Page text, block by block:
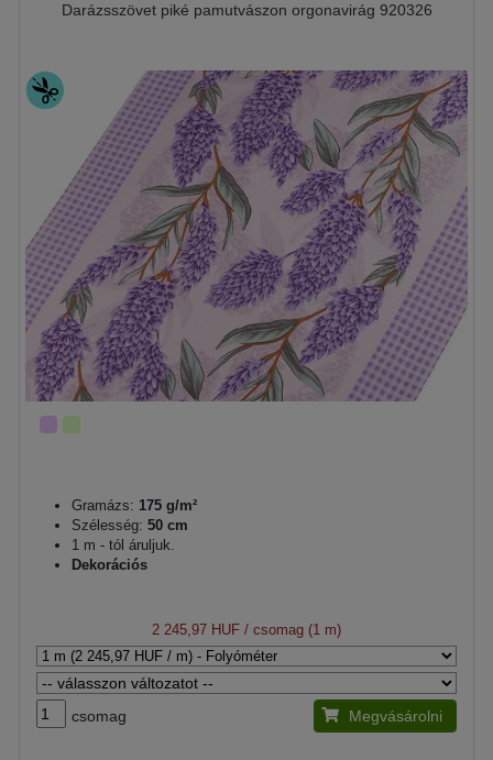
Darázsszövet piké pamutvászon orgonavirág 920326
Gramázs: 175 g/m²
Szélesség: 50 cm
1 m - tól áruljuk.
Dekorációs
2 245,97 HUF / csomag (1 m)
csomag Megvásárolni